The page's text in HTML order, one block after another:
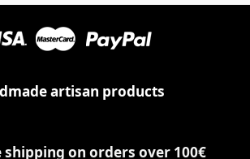
artisan products
shipping on orders over 100€